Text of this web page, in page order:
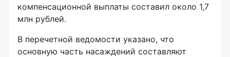
компенсационной выплаты составил около 1,7
млн рублей.
В перечетной ведомости указано, что
основную часть насаждений составляют